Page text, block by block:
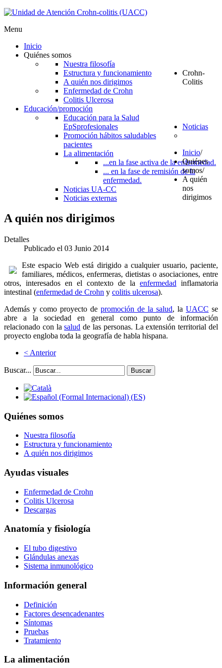
Menu
Inicio
Quiénes somos
Nuestra filosofía
Estructura y funcionamiento
A quién nos dirigimos
Crohn-
Colitis
Enfermedad de Crohn
Colitis Ulcerosa
Educación/promoción
Educación para la Salud
EpSprofesionales
Promoción hábitos saludables
pacientes
La alimentación
...en la fase activa de la enfermedad.
... en la fase de remisión de la
enfermedad.
Noticias
Noticias UA-CC
Noticias externas
Inicio/
Quiénes
somos/
A quién
nos
dirigimos
A quién nos dirigimos
Detalles
Publicado el 03 Junio 2014
Este espacio Web está dirigido a cualquier usuario, paciente,
familiares, médicos, enfermeras, dietistas o asociaciones, entre
otros, interesados en el contexto de la enfermedad inflamatoria
intestinal (enfermedad de Crohn y colitis ulcerosa).
Además y como proyecto de promoción de la salud, la UACC se
abre a la sociedad en general como punto de información
relacionado con lasalud de las personas. La extensión territorial del
proyecto engloba toda la geografía de habla hispana.
< Anterior
Buscar... Buscar
Quiénes somos
Nuestra filosofía
Estructura y funcionamiento
A quién nos dirigimos
Ayudas visuales
Enfermedad de Crohn
Colitis Ulcerosa
Descargas
Anatomía y fisiología
El tubo digestivo
Glándulas anexas
Sistema inmunológico
Información general
Definición
Factores desencadenantes
Síntomas
Pruebas
Tratamiento
La alimentación